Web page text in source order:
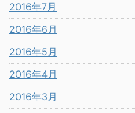
2016年7月
2016年6月
2016年5月
2016年4月
2016年3月